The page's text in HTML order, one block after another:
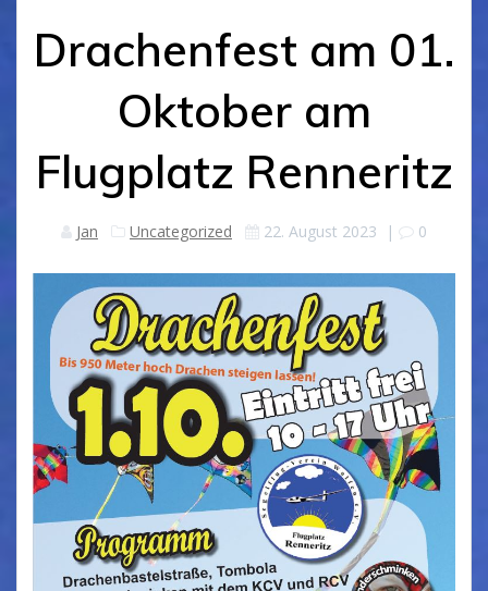
Drachenfest am 01.
Oktober am
Flugplatz Renneritz
Jan Uncategorized 22. August 2023 | 0